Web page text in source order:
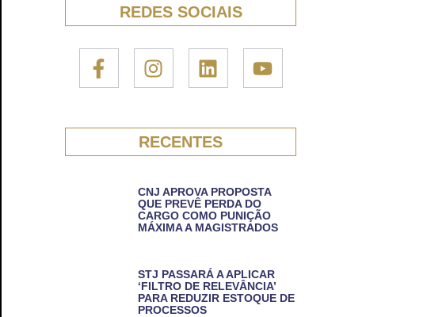
REDES SOCIAIS
RECENTES
CNJ APROVA PROPOSTA
QUE PREVÊ PERDA DO
CARGO COMO PUNIÇÃO
MÁXIMA A MAGISTRADOS
STJ PASSARÁ A APLICAR
‘FILTRO DE RELEVÂNCIA’
PARA REDUZIR ESTOQUE DE
PROCESSOS